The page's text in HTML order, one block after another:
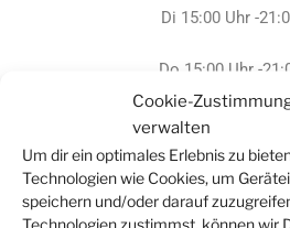
Cookie-
verwalten
Um dir ein optimales Erlebnis zu
Technologien wie Cookies, um
speichern und/oder darauf
Technologien zustimmst, können wir
Di 15:00 Uhr -
Do 15:00 Uhr -
Außerhalb der Sprechzeiten
Öffnungszeiten nach den
Termine können telefonisch